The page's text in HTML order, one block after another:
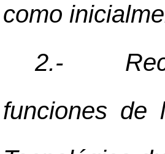
como
2.-
funciones de